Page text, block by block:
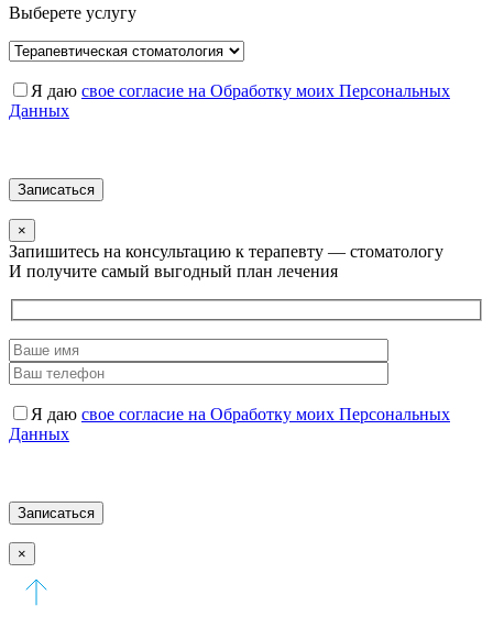
Выберете услугу
Я даю свое согласие на Обработку моих Персональных
Данных
×
Запишитесь на консультацию к терапевту — стоматологу
И получите самый выгодный план лечения
Я даю свое согласие на Обработку моих Персональных
Данных
×